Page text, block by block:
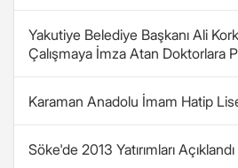
Yakutiye Belediye Başkanı Ali
Çalışmaya İmza Atan Doktorlara
Karaman Anadolu İmam Hatip
Söke'de 2013 Yatırımları Açıklandı